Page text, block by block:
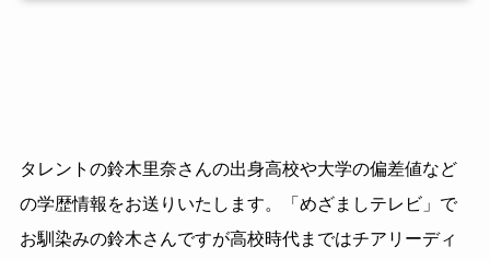
タレントの鈴木里奈さんの出身高校や大学の偏差値など
の学歴情報をお送りいたします。「めざましテレビ」で
お馴染みの鈴木さんですが高校時代まではチアリーディ